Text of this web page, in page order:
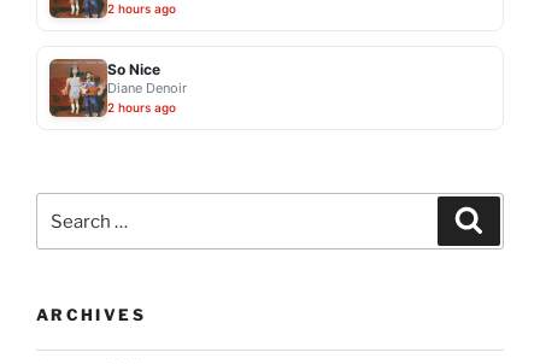
2 hours ago
So Nice
Diane Denoir
2 hours ago
for:
ARCHIVES